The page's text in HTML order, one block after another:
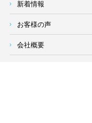
新着情報
お客様の声
会社概要